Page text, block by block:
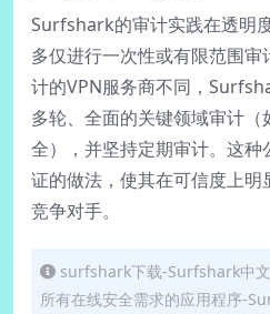
Surfshark的审计实践在透明
多仅进行一次性或有限范围
计的VPN服务商不同，
多轮、全面的关键领域审计
全），并坚持定期审计。这
证的做法，使其在可信度上
竞争对手。
surfshark下载-Surfshark中
所有在线安全需求的应用程序-